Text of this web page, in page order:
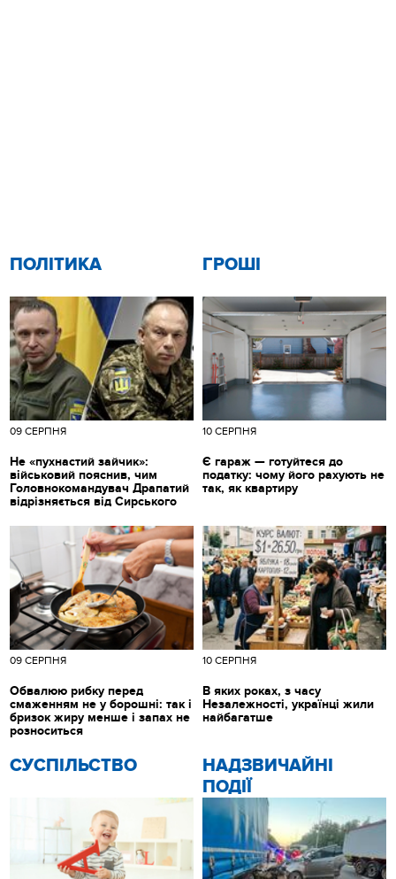
ПОЛІТИКА
09 СЕРПНЯ
Не «пухнастий зайчик»:
військовий пояснив, чим
Головнокомандувач Драпатий
відрізняється від Сирського
ГРОШІ
10 СЕРПНЯ
Є гараж — готуйтеся до
податку: чому його рахують не
так, як квартиру
CУСПІЛЬСТВО
НАДЗВИЧАЙНІ
ПОДІЇ
09 СЕРПНЯ
Обвалюю рибку перед
смаженням не у борошні: так і
бризок жиру менше і запах не
розноситься
10 СЕРПНЯ
В яких роках, з часу
Незалежності, українці жили
найбагатше